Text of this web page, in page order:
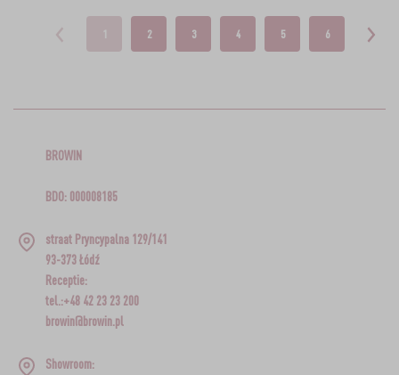
1 2 3 4 5 6
BROWIN
BDO: 000008185
straat Pryncypalna 129/141
93-373 Łódź
Receptie:
tel.:+48 42 23 23 200
browin@browin.pl
Showroom: